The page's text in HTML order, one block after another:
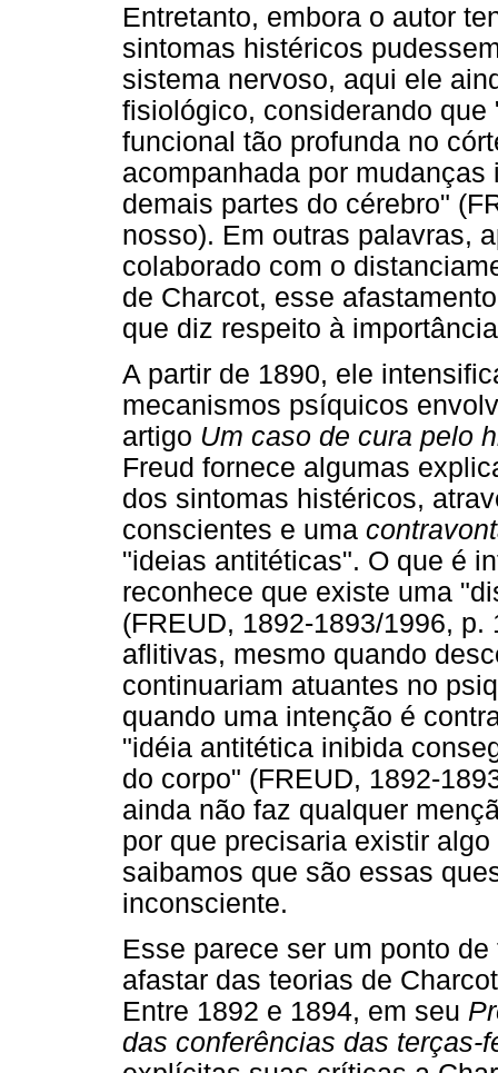
Entretanto, embora o autor
sintomas histéricos
sistema nervoso, aqui ele
fisiológico, considerando
funcional tão profunda no
acompanhada por
demais partes do cérebro"
nosso). Em outras palavras,
colaborado com o
de Charcot, esse
que diz respeito à
A partir de 1890, ele
mecanismos psíquicos
artigo Um caso de cura pelo
Freud fornece algumas
dos sintomas histéricos,
conscientes e uma
"ideias antitéticas". O que é
reconhece que existe uma
(FREUD, 1892-1893/1996,
aflitivas, mesmo quando
continuariam atuantes no
quando uma intenção é
"idéia antitética inibida
do corpo" (FREUD, 1892-
ainda não faz qualquer
por que precisaria existir
saibamos que são essas
inconsciente.
Esse parece ser um ponto
afastar das teorias de
Entre 1892 e 1894, em seu
das conferências das terças-